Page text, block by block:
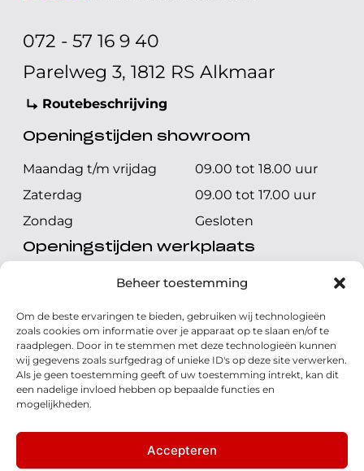
Beheer toestemming
Om de beste ervaringen te bieden, gebruiken wij technologieën
zoals cookies om informatie over je apparaat op te slaan en/of te
raadplegen. Door in te stemmen met deze technologieën kunnen
wij gegevens zoals surfgedrag of unieke ID's op deze site verwerken.
Als je geen toestemming geeft of uw toestemming intrekt, kan dit
een nadelige invloed hebben op bepaalde functies en
mogelijkheden.
Accepteren
072 - 57 16 9 40
Parelweg 3, 1812 RS Alkmaar
Routebeschrijving
Openingstijden showroom
Maandag t/m vrijdag
09.00 tot 18.00 uur
Zaterdag
09.00 tot 17.00 uur
Zondag
Gesloten
Openingstijden werkplaats
Maandag t/m vrijdag
08.00 tot 17.00 uur
Zondag
Gesloten
Volg ons